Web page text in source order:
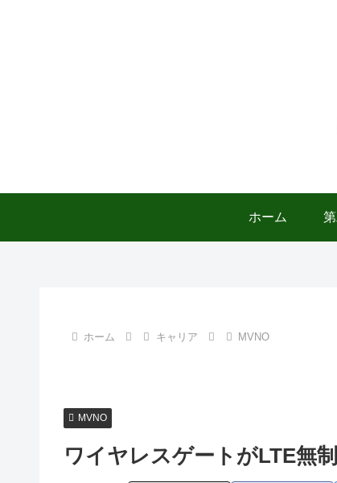
ホーム
ホーム キャリア MVNO
MVNO
ワイヤレスゲートがLTE無